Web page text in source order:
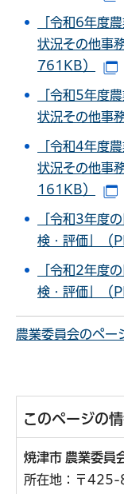
「令和6年度
状況その他事
761KB）
「令和5年度
状況その他事
「令和4年度
状況その他事
161KB）
「令和3年度
検・評価」（
「令和2年度
検・評価」（
農業委員会のペー
このページの
焼津市 農業委
所在地：〒